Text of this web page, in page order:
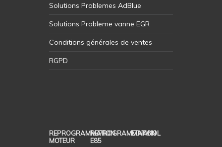
Solutions Problemes AdBlue
Solutions Probleme vanne EGR
Conditions générales de ventes
RGPD
REPROGRAMMATION
MOTEUR
REPROGRAMMATION
E85
ETHANOL